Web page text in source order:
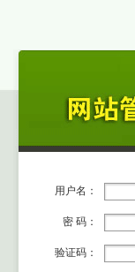
用户名：
密 码：
验证码：